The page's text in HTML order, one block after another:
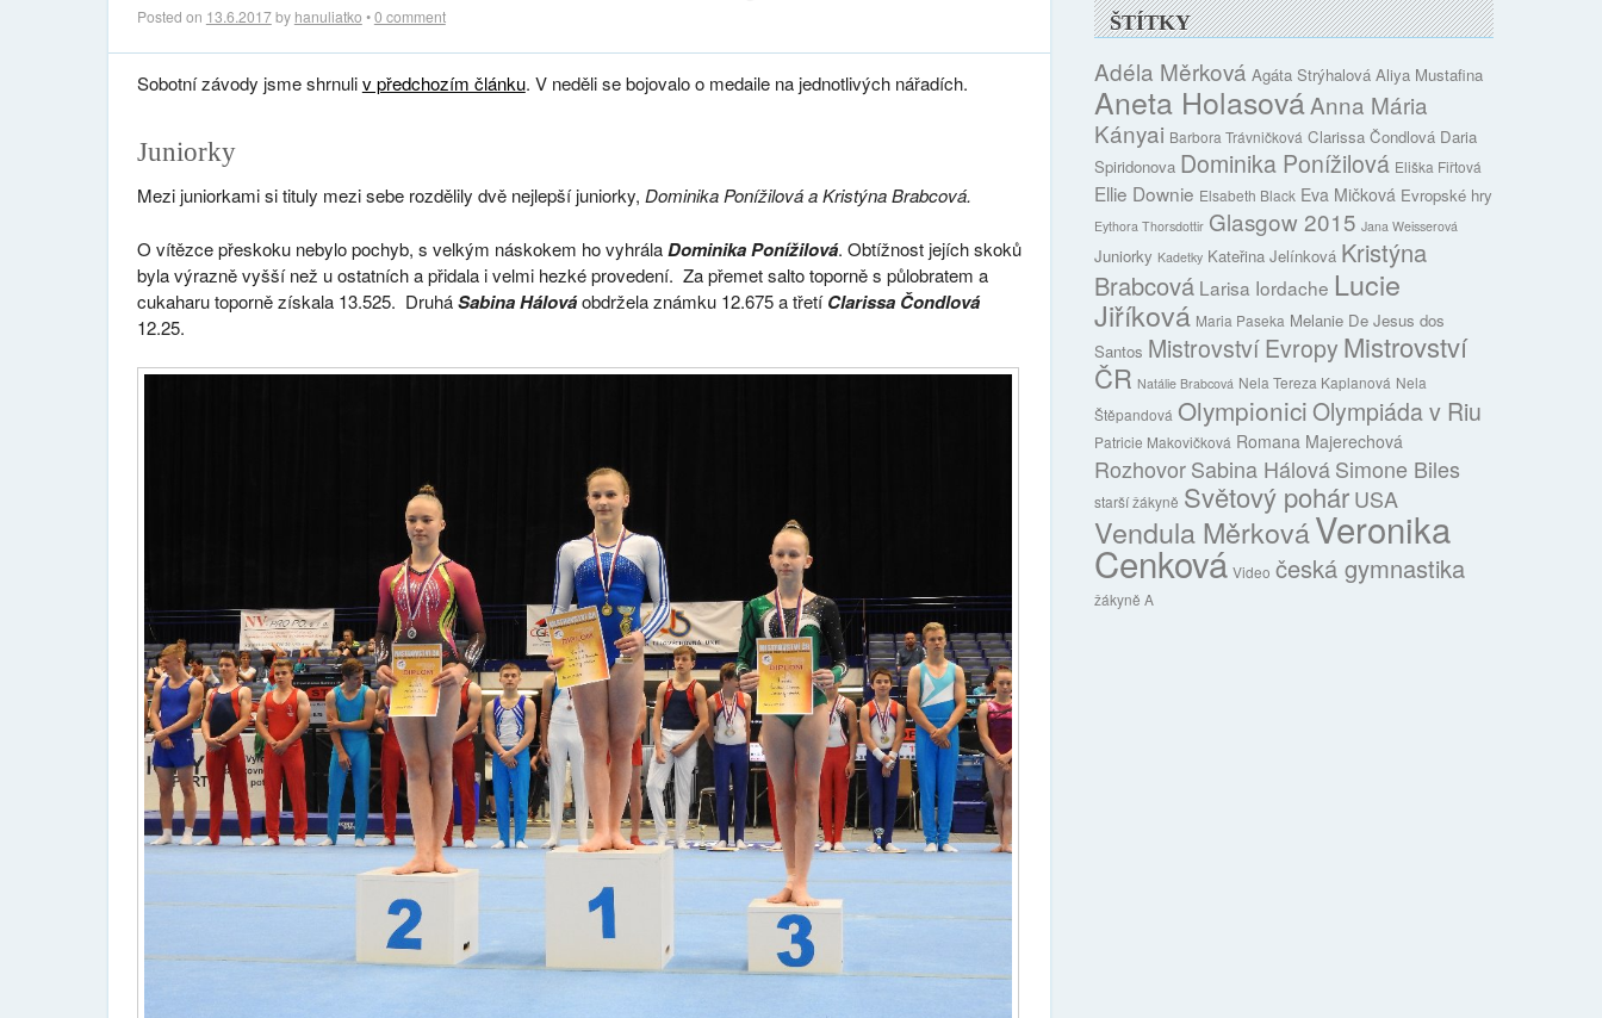
Posted on 13.6.2017by hanuliatko •0 comment
Sobotní závody jsme shrnuliv předchozím článku. V neděli se bojovalo o medaile na jednotlivých nářadích.
Juniorky
Mezi juniorkami si tituly mezi sebe rozdělily dvě nejlepší juniorky, Dominika Ponížilová a Kristýna Brabcová.
O vítězce přeskoku nebylo pochyb, s velkým náskokem ho vyhrálaDominika Ponížilová. Obtížnost jejích skoků
byla výrazně vyšší než u ostatních a přidala i velmi hezké provedení. Za přemet salto toporně s půlobratem a
cukaharu toporně získala 13.525. DruháSabina Hálováobdržela známku 12.675 a třetíClarissa Čondlová
12.25.
ŠTÍTKY
Adéla Měrková Agáta Strýhalová Aliya Mustafina
Aneta HolasováAnna Mária
Kányai Barbora Trávničková Clarissa Čondlová Daria
Spiridonova Dominika Ponížilová Eliška Fiřtová
Ellie Downie Elsabeth Black Eva Mičková Evropské hry
Eythora Thorsdottir Glasgow 2015 Jana Weisserová
Juniorky Kadetky Kateřina Jelínková Kristýna
Brabcová Larisa Iordache Lucie
Jiříková Maria Paseka Melanie De Jesus dos
Santos Mistrovství Evropy Mistrovství
ČR Natálie Brabcová Nela Tereza Kaplanová Nela
Štěpandová OlympioniciOlympiáda v Riu
Patricie Makovičková Romana Majerechová
RozhovorSabina HálováSimone Biles
starší žákyně Světový pohárUSA
Vendula MěrkováVeronika
Cenková Video česká gymnastika
žákyně A